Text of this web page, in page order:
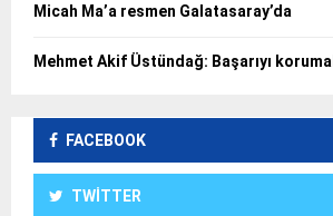
Micah Ma’a resmen Galatasaray’da
Mehmet Akif Üstündağ: Başarıyı
FACEBOOK
TWITTER